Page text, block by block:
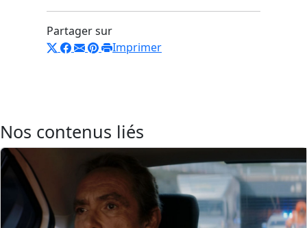
Partager sur
Imprimer
Nos contenus liés